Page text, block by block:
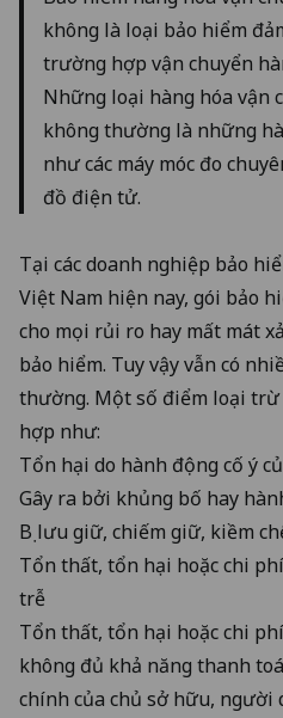
không là loại bảo hiểm
trường hợp vận chuyển
Những loại hàng hóa vận
không thường là những
như các máy móc đo
đồ điện tử.
Tại các doanh nghiệp bảo
Việt Nam hiện nay, gói bảo
cho mọi rủi ro hay mất mát
bảo hiểm. Tuy vậy vẫn có
thường. Một số điểm loại
hợp như:
Tổn hại do hành động cố ý
Gây ra bởi khủng bố hay
Bị lưu giữ, chiếm giữ, kiềm
Tổn thất, tổn hại hoặc chi
trễ
Tổn thất, tổn hại hoặc chi
không đủ khả năng thanh
chính của chủ sở hữu, người